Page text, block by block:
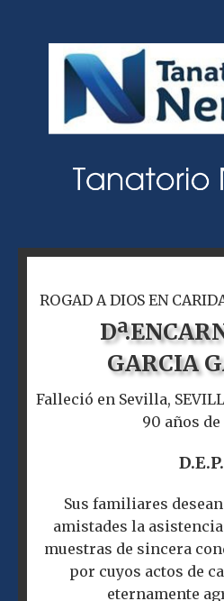
ROGAD A DIOS EN
Dª.
GARCIA
Falleció en Sevilla,
90 años de
D.E.P.
Sus familiares
amistades la
muestras de sincera
por cuyos actos de
eternamente